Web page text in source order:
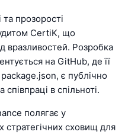
прозорості
CertiK, що
вразливостей. Розробка
на GitHub, де її
є публічно
в спільноті.
полягає у
стратегічних сховищ для